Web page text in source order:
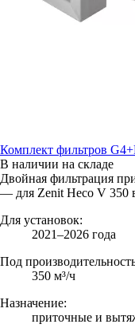
Комплект фильтров
В наличии на складе
Двойная фильтрация
— для Zenit Heco V 350
Для установок:
2021–2026 года
Под
350 м³/ч
Назначение:
приточные и